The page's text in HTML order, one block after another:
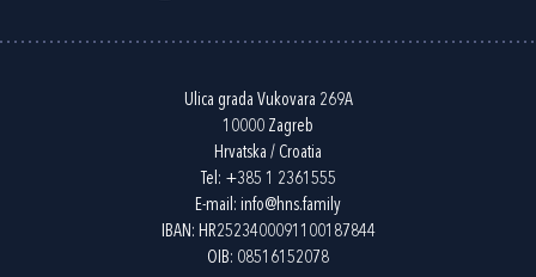
Ulica grada Vukovara 269A
10000 Zagreb
Hrvatska / Croatia
Tel: +385 1 2361555
E-mail: info@hns.family
IBAN: HR2523400091100187844
OIB: 08516152078